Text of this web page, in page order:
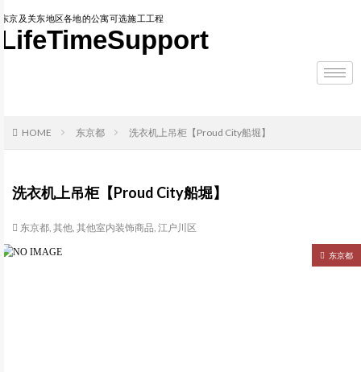
东京及关东地区各地的公寓可选施工工程
LifeTimeSupport
HOME 东京都 洗衣机上吊柜【Proud City船堀】
洗衣机上吊柜【Proud City船堀】
东京都, 其他, 其他室内装饰商品, 江户川区
东京都